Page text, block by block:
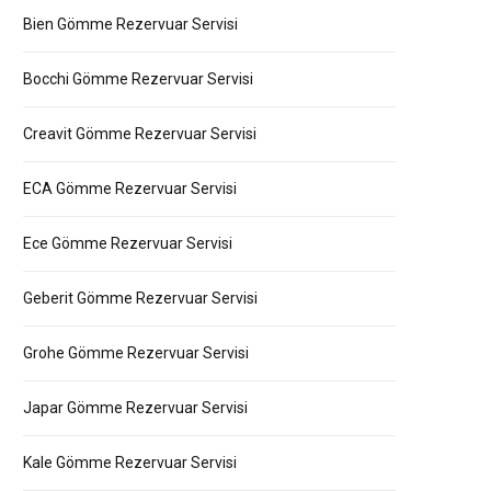
Bien Gömme Rezervuar Servisi
Bocchi Gömme Rezervuar Servisi
Creavit Gömme Rezervuar Servisi
ECA Gömme Rezervuar Servisi
Ece Gömme Rezervuar Servisi
Geberit Gömme Rezervuar Servisi
Grohe Gömme Rezervuar Servisi
Japar Gömme Rezervuar Servisi
Kale Gömme Rezervuar Servisi